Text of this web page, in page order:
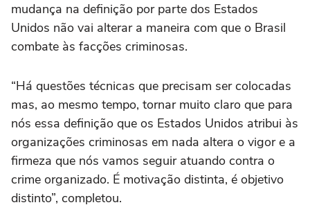
mudança na definição por parte dos Estados
Unidos não vai alterar a maneira com que o Brasil
combate às facções criminosas.
“Há questões técnicas que precisam ser colocadas
mas, ao mesmo tempo, tornar muito claro que para
nós essa definição que os Estados Unidos atribui às
organizações criminosas em nada altera o vigor e a
firmeza que nós vamos seguir atuando contra o
crime organizado. É motivação distinta, é objetivo
distinto”, completou.